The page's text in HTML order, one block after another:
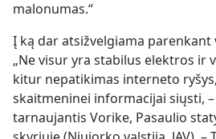
malonumas.“
Į ką dar atsižvelgiama
„Ne visur yra stabilus elektros ir
kitur nepatikimas interneto
skaitmeninei informacijai siųsti,
tarnaujantis Vorike, Pasaulio